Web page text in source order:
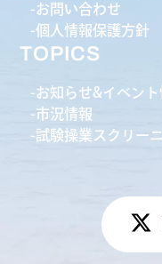
お問い合わせ
個人情報保護方針
TOPICS
お知らせ&イベント
市況情報
試験操業スクリー